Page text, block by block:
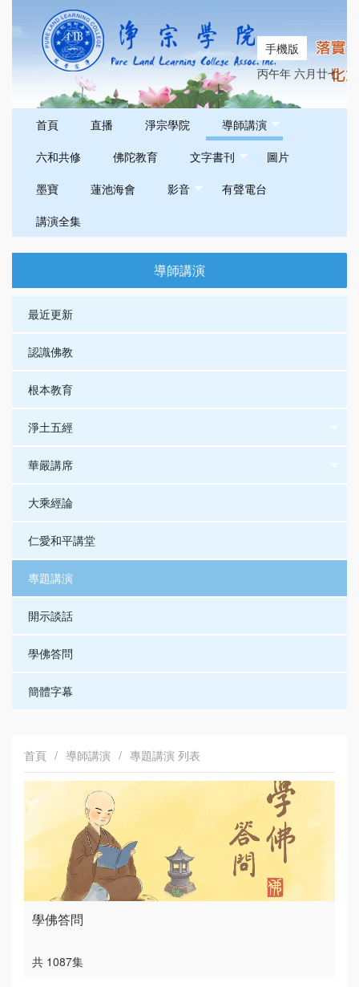
手機版
丙午年 六月廿七
首頁 直播 淨宗學院
導師講演
六和共修
佛陀教育 文字書刊
圖片
墨寶
蓮池海會 影音
有聲電台
講演全集
導師講演
最近更新
認識佛教
根本教育
淨土五經
華嚴講席
大乘經論
仁愛和平講堂
專題講演
開示談話
學佛答問
簡體字幕
首頁 / 導師講演 / 專題講演 列表
學佛答問
共 1087集